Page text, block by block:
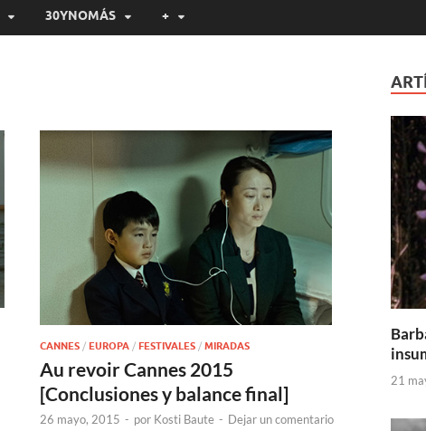
30YNOMÁS +
CANNES / EUROPA / FESTIVALES / MIRADAS
Au revoir Cannes 2015
[Conclusiones y balance final]
26 mayo, 2015 - por Kosti Baute - Dejar un comentario
21